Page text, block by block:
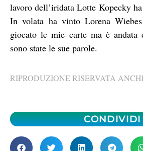
lavoro dell’iridata Lotte Kopecky
In volata ha vinto Lorena
giocato le mie carte ma è
sono state le sue parole.
RIPRODUZIONE RISERVATA
CONDIVIDI